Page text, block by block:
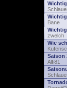
Bane
zwelch
Wie
Saison
Alfi81